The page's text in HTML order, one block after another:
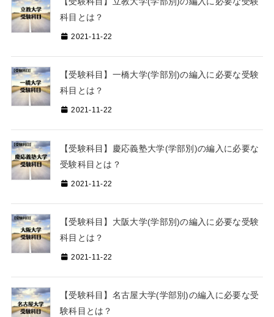
科目とは？
2021-11-22
【受験科目】一橋大学(学部別)の編入に必要な受験
科目とは？
2021-11-22
【受験科目】慶応義塾大学(学部別)の編入に必要な
受験科目とは？
2021-11-22
【受験科目】大阪大学(学部別)の編入に必要な受験
科目とは？
2021-11-22
【受験科目】名古屋大学(学部別)の編入に必要な受
験科目とは？